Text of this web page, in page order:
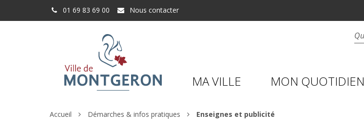
01 69 83 69 00 Nous contacter
MA VILLE MON QUOTIDIEN
Accueil Démarches & infos pratiques Enseignes et publicité